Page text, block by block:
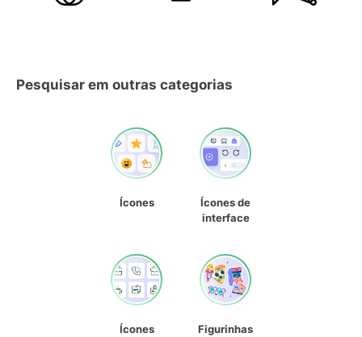
Pesquisar em outras categorias
Ícones
Ícones de
interface
Ícones
Figurinhas